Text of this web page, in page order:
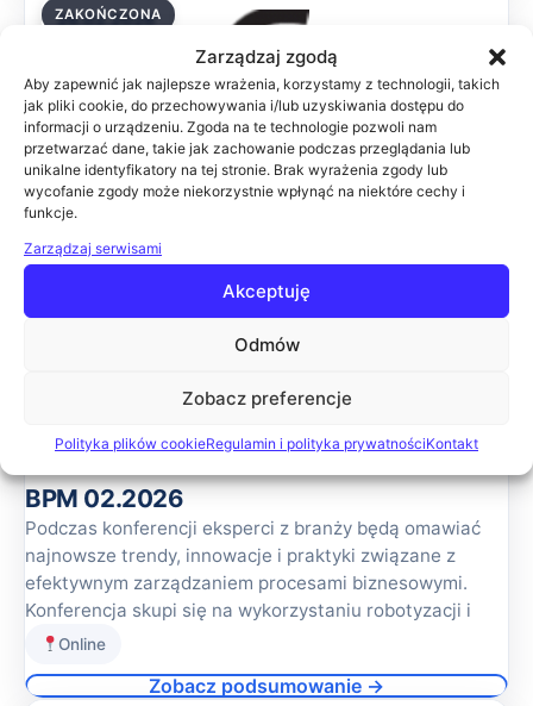
Zarządzaj zgodą
Aby zapewnić jak najlepsze wrażenia, korzystamy z technologii, takich
jak pliki cookie, do przechowywania i/lub uzyskiwania dostępu do
informacji o urządzeniu. Zgoda na te technologie pozwoli nam
przetwarzać dane, takie jak zachowanie podczas przeglądania lub
unikalne identyfikatory na tej stronie. Brak wyrażenia zgody lub
wycofanie zgody może niekorzystnie wpłynąć na niektóre cechy i
funkcje.
Zarządzaj serwisami
Akceptuję
Odmów
Zobacz preferencje
Polityka plików cookieRegulamin i polityka prywatnościKontakt
26.02.2026
ZAKOŃCZONA
SŁUŻBA ZDROWIA 02.2026
Celem konferencji jest przedstawienie najnowszych
rozwiązań w zakresie informatyzacji zakładów opieki
zdrowotnej. Podczas wydarzenia wiodące firmy IT
zaprezentują swoje rozwiązania, które pomogą uspra
Zobacz podsumowanie →
BPM 02.2026
Podczas konferencji eksperci z branży będą omawiać
najnowsze trendy, innowacje i praktyki związane z
efektywnym zarządzaniem procesami biznesowymi.
Konferencja skupi się na wykorzystaniu robotyzacji i
Online
Zobacz podsumowanie →